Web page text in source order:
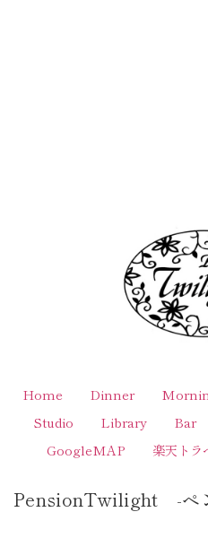
Home Dinner
Studio
Library Bar
GoogleMAP
楽天トラ
PensionTwilight -ペ